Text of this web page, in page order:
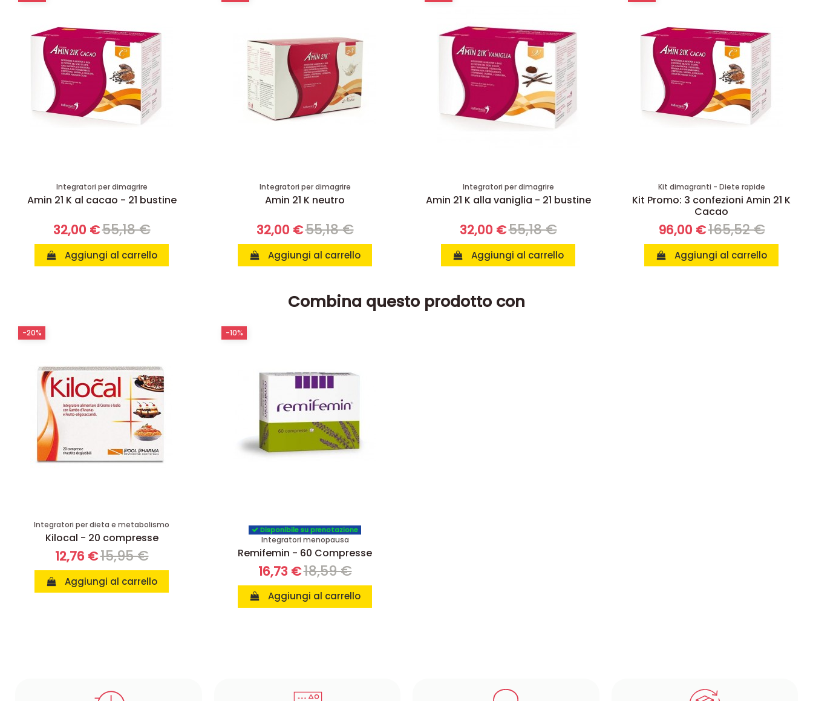
Integratori per dimagrire
Amin 21 K al cacao - 21 bustine
32,00 €55,18 €
Aggiungi al carrello
Integratori per dimagrire
Amin 21 K neutro
32,00 €55,18 €
Aggiungi al carrello
Integratori per dimagrire
Amin 21 K alla vaniglia - 21 bustine
32,00 €55,18 €
Aggiungi al carrello
Kit dimagranti - Diete rapide
Kit Promo: 3 confezioni Amin 21 K
Cacao
96,00 €165,52 €
Aggiungi al carrello
Combina questo prodotto con
Integratori per dieta e metabolismo
Kilocal - 20 compresse
12,76 €15,95 €
Aggiungi al carrello
-20%
Disponibile su prenotazione
Integratori menopausa
Remifemin - 60 Compresse
16,73 €18,59 €
Aggiungi al carrello
-10%